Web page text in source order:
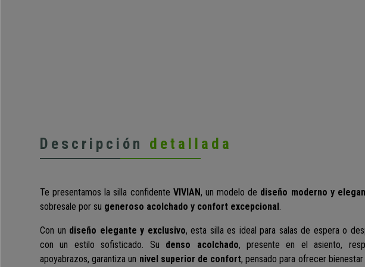
Descripción detallada
Te presentamos la silla confidente VIVIAN, un modelo de diseño moderno y
sobresale por su generoso acolchado y confort excepcional .
Con un diseño elegante y exclusivo, esta silla es ideal para salas de espera o
con un estilo sofisticado. Su denso acolchado, presente en el asiento,
apoyabrazos, garantiza un nivel superior de confort, pensado para ofrecer bienestar